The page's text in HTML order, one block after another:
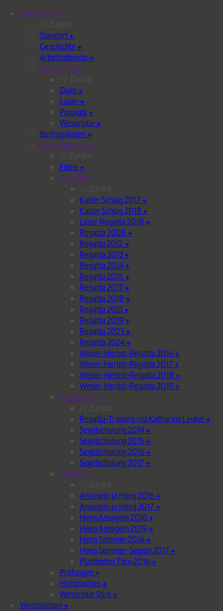
Der Verein+
Standort+
Geschichte+
Arbeitsdienste+
Vereinsflotte +
Dyas+
Laser+
Polyvalk+
Weserjolle+
Beitragslisten+
Bildergalerien+
Filme+
Regatta +
Kalter Schlag 2017+
Kalter Schlag 2018 +
Laser Regatta 2018 +
Regatta 2008 +
Regatta 2012+
Regatta 2013+
Regatta 2014+
Regatta 2015 +
Regatta 2017+
Regatta 2018 +
Regatta 2021 +
Regatta 2019+
Regatta 2023+
Regatta 2024+
Weser-Herbst-Regatta 2016+
Weser-Herbst-Regatta 2017+
Weser-Herbst-Regatta 2018 +
Weser-Herbst-Regatta 2019+
Ausbildung+
Regatta-Training mit Katharina Leukel+
Segelschulung 2014+
Segelschulung 2015 +
Segelschulung 2016+
Segelschulung 2017+
Fahrten+
Ansegeln in Heeg 2016+
Ansegeln in Heeg 2017+
Heeg Ansegeln 2018 +
Heeg Ansegeln 2019+
Heeg Sommer 2016+
Heeg Sommer-Segeln 2017+
Plattboden Törn 2016+
Prüfungen+
Historisches+
Weserjolle Stint+
Vereinsleben+